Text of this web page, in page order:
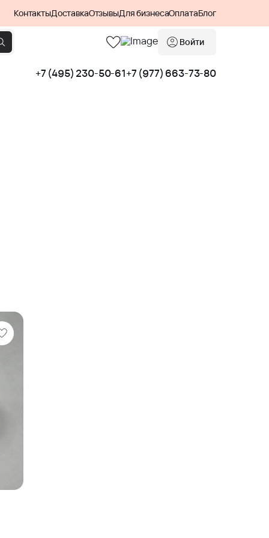
КонтактыДоставкаОтзывыДля бизнесаОплатаБлог
Войти
+7 (495) 230-50-61+7 (977) 663-73-80